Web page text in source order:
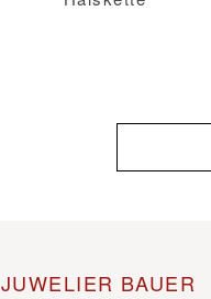
JUWELIER BAUER